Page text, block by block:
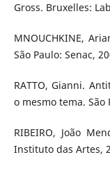
Gross. Bruxelles:
MNOUCHKINE,
São Paulo: Senac,
RATTO, Gianni.
o mesmo tema. São
RIBEIRO, João
Instituto das Artes,